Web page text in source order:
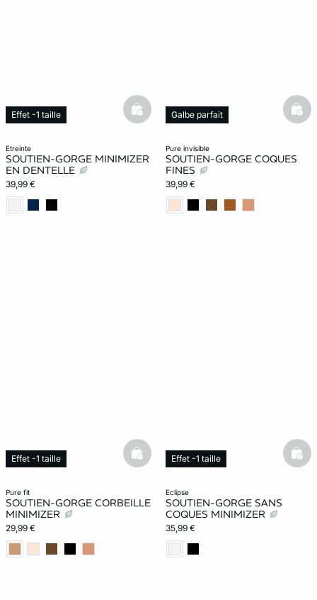
etreinte
SOUTIEN-GORGE MINIMIZER
EN DENTELLE
39,99 €
Effet -1 taille basketfull
pure invisible
SOUTIEN-GORGE COQUES
FINES
39,99 €
Galbe parfait
pure fit
SOUTIEN-GORGE CORBEILLE
MINIMIZER
29,99 €
Effet -1 taille
basketfull
eclipse
SOUTIEN-GORGE SANS
COQUES MINIMIZER
35,99 €
Effet -1 taille